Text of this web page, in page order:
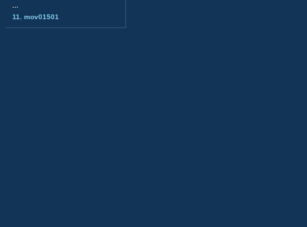
11. mov01501